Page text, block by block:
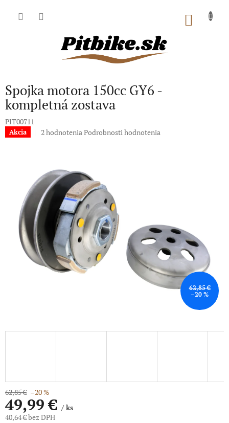
Spojka motora 150cc GY6 -
kompletná zostava
PIT00711
Akcia
Priemerné
5,0
z
hviezdičiek.
2 hodnoteniaPodrobnosti hodnotenia
62,85 €
–20 %
62,85 € –20 %
49,99 €/ ks
40,64 € bez DPH